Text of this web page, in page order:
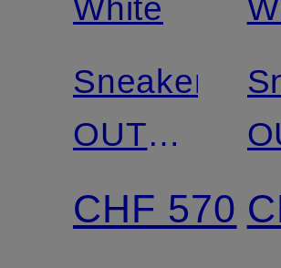
White
Sneaker
OUT
OF
OFFICE
CHF 570